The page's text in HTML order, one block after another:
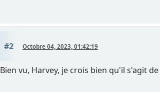
#2 Octobre 04, 2023, 01:42:19
Bien vu, Harvey, je crois bien qu'il s'agit de